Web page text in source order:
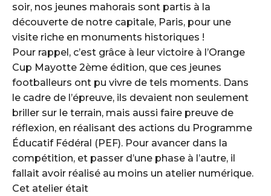
soir, nos jeunes mahorais sont partis à la
découverte de notre capitale, Paris, pour une
visite riche en monuments historiques !
Pour rappel, c’est grâce à leur victoire à l’Orange
Cup Mayotte 2ème édition, que ces jeunes
footballeurs ont pu vivre de tels moments. Dans
le cadre de l’épreuve, ils devaient non seulement
briller sur le terrain, mais aussi faire preuve de
réflexion, en réalisant des actions du Programme
Éducatif Fédéral (PEF). Pour avancer dans la
compétition, et passer d’une phase à l’autre, il
fallait avoir réalisé au moins un atelier numérique.
Cet atelier était